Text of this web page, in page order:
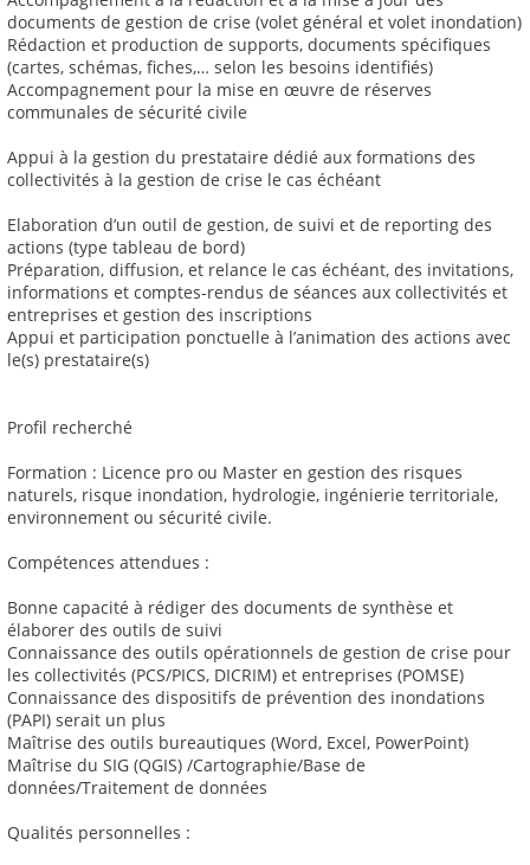
documents de gestion de crise (volet général et volet inondation)
Rédaction et production de supports, documents spécifiques
(cartes, schémas, fiches,… selon les besoins identifiés)
Accompagnement pour la mise en œuvre de réserves
communales de sécurité civile
Appui à la gestion du prestataire dédié aux formations des
collectivités à la gestion de crise le cas échéant
Elaboration d’un outil de gestion, de suivi et de reporting des
actions (type tableau de bord)
Préparation, diffusion, et relance le cas échéant, des invitations,
informations et comptes-rendus de séances aux collectivités et
entreprises et gestion des inscriptions
Appui et participation ponctuelle à l’animation des actions avec
le(s) prestataire(s)
Profil recherché
Formation : Licence pro ou Master en gestion des risques
naturels, risque inondation, hydrologie, ingénierie territoriale,
environnement ou sécurité civile.
Compétences attendues :
Bonne capacité à rédiger des documents de synthèse et
élaborer des outils de suivi
Connaissance des outils opérationnels de gestion de crise pour
les collectivités (PCS/PICS, DICRIM) et entreprises (POMSE)
Connaissance des dispositifs de prévention des inondations
(PAPI) serait un plus
Maîtrise des outils bureautiques (Word, Excel, PowerPoint)
Maîtrise du SIG (QGIS) /Cartographie/Base de
données/Traitement de données
Qualités personnelles :